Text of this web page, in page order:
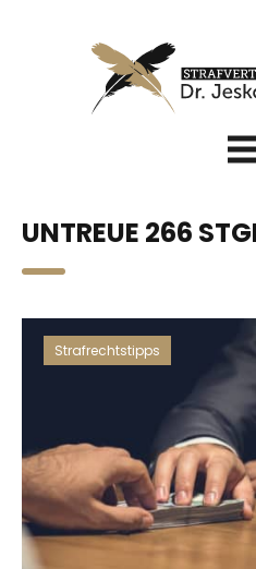
UNTREUE 266
Strafrechtstipps